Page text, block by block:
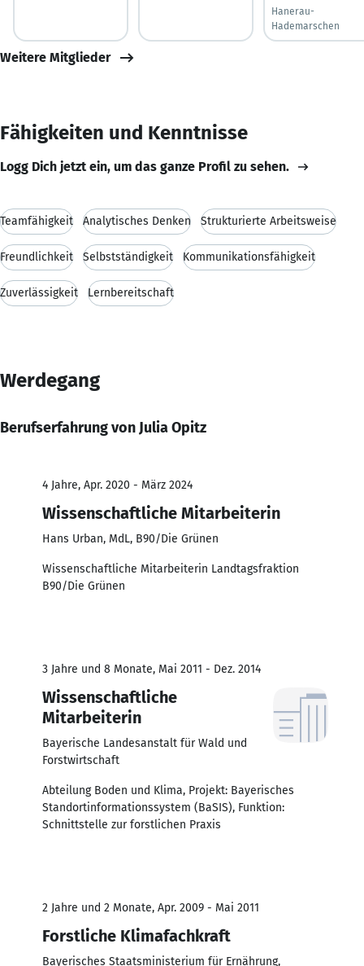
Hanerau-
Hademarschen
Weitere Mitglieder
Fähigkeiten und Kenntnisse
Logg Dich jetzt ein, um das ganze Profil zu sehen.
Teamfähigkeit Analytisches Denken Strukturierte Arbeitsweise
Freundlichkeit Selbstständigkeit Kommunikationsfähigkeit
Zuverlässigkeit Lernbereitschaft
Werdegang
Berufserfahrung von Julia Opitz
4 Jahre, Apr. 2020 - März 2024
Wissenschaftliche Mitarbeiterin
Hans Urban, MdL, B90/Die Grünen
Wissenschaftliche Mitarbeiterin Landtagsfraktion
B90/Die Grünen
3 Jahre und 8 Monate, Mai 2011 - Dez. 2014
Wissenschaftliche
Mitarbeiterin
Bayerische Landesanstalt für Wald und
Forstwirtschaft
Abteilung Boden und Klima, Projekt: Bayerisches
Standortinformationssystem (BaSIS), Funktion:
Schnittstelle zur forstlichen Praxis
2 Jahre und 2 Monate, Apr. 2009 - Mai 2011
Forstliche Klimafachkraft
Bayerisches Staatsministerium für Ernährung,